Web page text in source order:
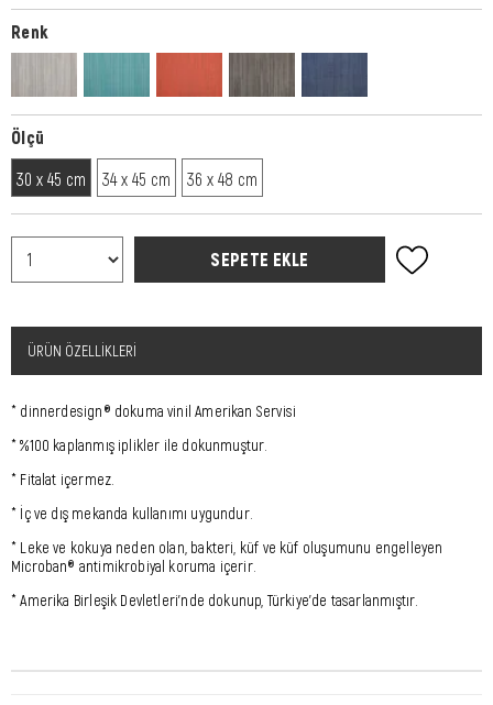
Renk
Ölçü
30 x 45 cm
34 x 45 cm 36 x 48 cm
ÜRÜN ÖZELLIKLERI
* dinnerdesign® dokuma vinil Amerikan Servisi
* %100 kaplanmış iplikler ile dokunmuştur.
* Fitalat içermez.
* İç ve dış mekanda kullanımı uygundur.
* Leke ve kokuya neden olan, bakteri, küf ve küf oluşumunu engelleyen
Microban® antimikrobiyal koruma içerir.
* Amerika Birleşik Devletleri'nde dokunup, Türkiye'de tasarlanmıştır.